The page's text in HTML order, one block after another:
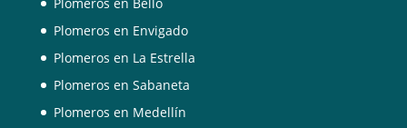
Plomeros en Envigado
Plomeros en La Estrella
Plomeros en Sabaneta
Plomeros en Medellín